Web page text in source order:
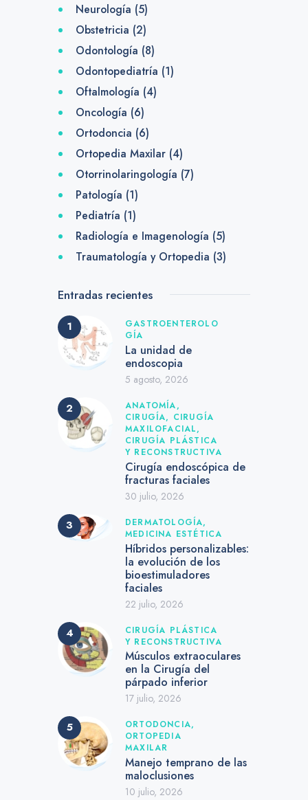
Neurología (5)
Obstetricia (2)
Odontología (8)
Odontopediatría (1)
Oftalmología (4)
Oncología (6)
Ortodoncia (6)
Ortopedia Maxilar(4)
Otorrinolaringología (7)
Patología (1)
Pediatría (1)
Radiología e Imagenología (5)
Traumatología y Ortopedia (3)
Entradas recientes
GASTROENTEROLO
GÍA
La unidad de
endoscopia
5 agosto, 2026
ANATOMÍA,
CIRUGÍA, CIRUGÍA
MAXILOFACIAL,
CIRUGÍA PLÁSTICA
Y RECONSTRUCTIVA
Cirugía endoscópica de
fracturas faciales
30 julio, 2026
DERMATOLOGÍA,
MEDICINA ESTÉTICA
Híbridos personalizables:
la evolución de los
bioestimuladores
faciales
22 julio, 2026
CIRUGÍA PLÁSTICA
Y RECONSTRUCTIVA
Músculos extraoculares
en la Cirugía del
párpado inferior
17 julio, 2026
ORTODONCIA,
ORTOPEDIA
MAXILAR
Manejo temprano de las
maloclusiones
10 julio, 2026